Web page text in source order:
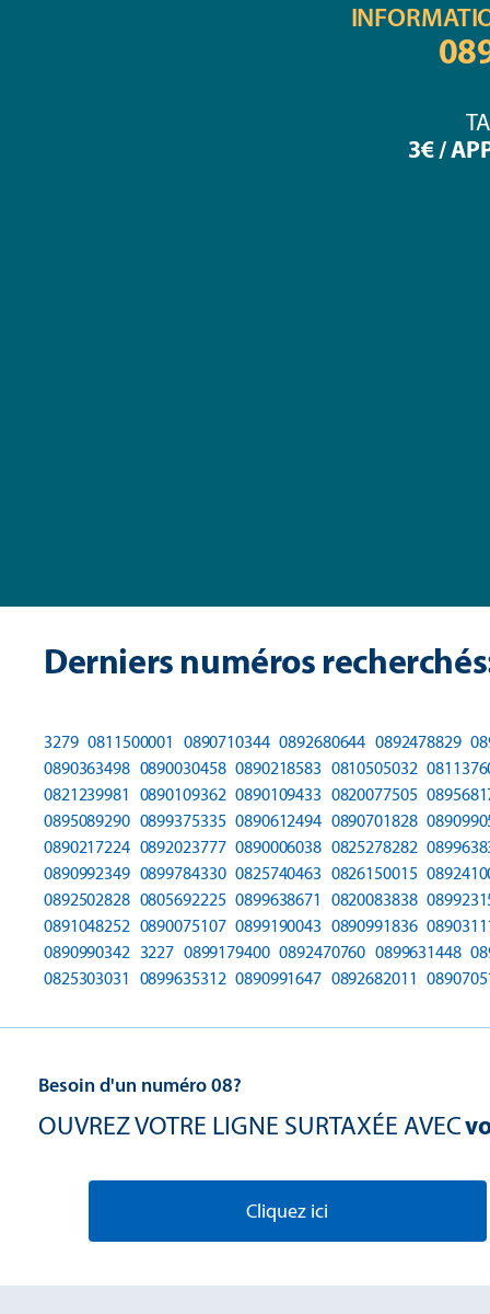
3€ /
Derniers numéros
3279 0811500001 0890710344 0892680644 0892478829
0890363498 0890030458 0890218583 0810505032
0821239981 0890109362 0890109433 0820077505
0895089290 0899375335 0890612494 0890701828
0890217224 0892023777 0890006038 0825278282
0890992349 0899784330 0825740463 0826150015
0892502828 0805692225 0899638671 0820083838
0891048252 0890075107 0899190043 0890991836
0890990342 3227 0899179400 0892470760 0899631448
0825303031 0899635312 0890991647 0892682011
Besoin d'un numéro 08?
OUVREZ VOTRE LIGNE SURTAXÉE AVEC
Cliquez ici